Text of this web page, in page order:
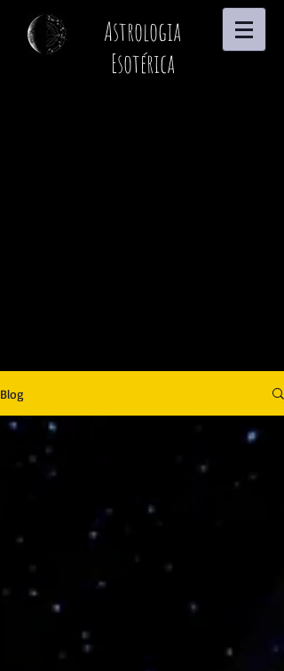
Astrologia
Esotérica
Blog